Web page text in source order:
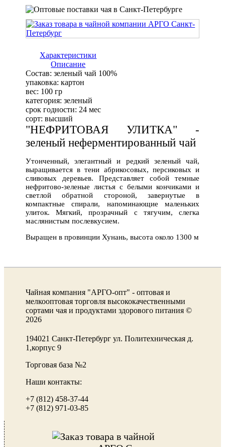
Характеристики
Описание
Состав: зеленый чай 100%
упаковка: картон
вес: 100 гр
категория: зеленый
срок годности: 24 мес
сорт: высший
"НЕФРИТОВАЯ УЛИТКА" -
зеленый неферментированный чай
Утонченный, элегантный и редкий зеленый чай,
выращивается в тени абрикосовых, персиковых и
сливовых деревьев. Представляет собой темные
нефритово-зеленые листья с белыми кончиками и
светлой обратной стороной, завернутые в
компактные спирали, напоминающие маленьких
улиток. Мягкий, прозрачный с тягучим, слегка
маслянистым послевкусием.
Выращен в провинции Хунань, высота около 1300 м
Чайная компания "АРГО-опт" - оптовая и
мелкооптовая торговля высококачественными
сортами чая и продуктами здорового питания ©
2026
194021 Санкт-Петербург ул. Политехническая д.
1,корпус 9
Торговая база №2
Наши контакты:
+7 (812) 458-37-44
+7 (812) 971-03-85